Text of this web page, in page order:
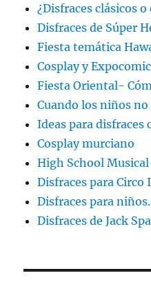
¿Disfraces clásicos
Disfraces de Súper
Fiesta temática
Cosplay y Expocomic
Fiesta Oriental-
Cuando los niños
Ideas para disfraces
Cosplay murciano
High School
Disfraces para Circo
Disfraces para niños.
Disfraces de Jack